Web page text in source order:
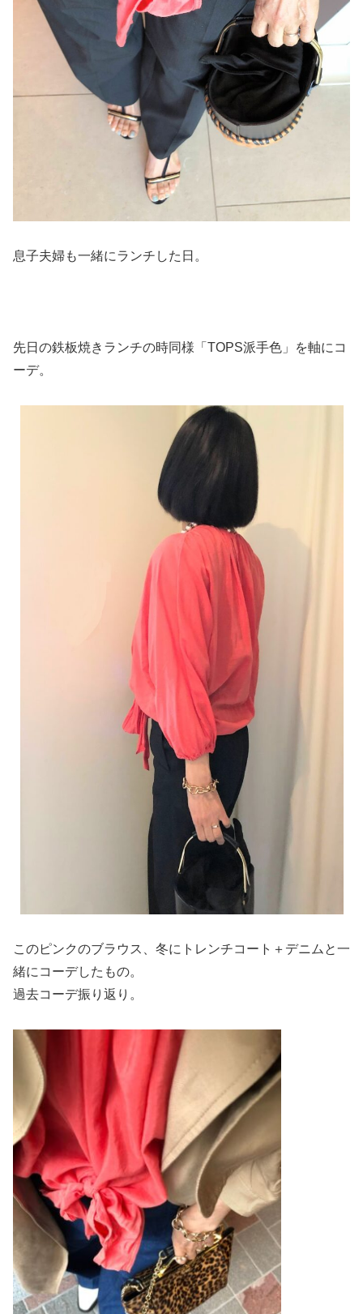
息子夫婦も一緒にランチした日。
先日の鉄板焼きランチの時同様「TOPS派手色」を軸にコ
ーデ。
このピンクのブラウス、冬にトレンチコート＋デニムと一
緒にコーデしたもの。
過去コーデ振り返り。